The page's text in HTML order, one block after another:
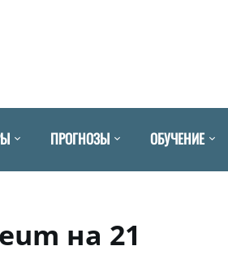
ПРОГНОЗЫ ОБУЧЕНИЕ
на 21